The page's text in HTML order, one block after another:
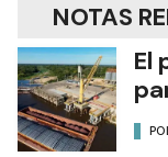
NOTAS
El